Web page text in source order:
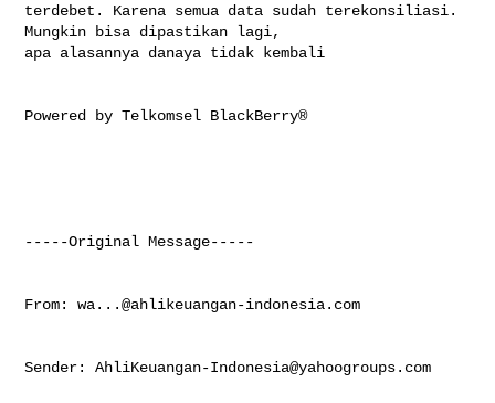
terdebet. Karena semua data sudah terekonsiliasi.
Mungkin bisa dipastikan lagi,
apa alasannya danaya tidak kembali
Powered by Telkomsel BlackBerry®
-----Original Message-----
From: wa...@ahlikeuangan-indonesia.com
Sender: AhliKeuangan-Indonesia@yahoogroups.com